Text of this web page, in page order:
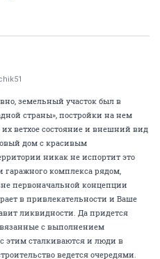
земельный участок был в
страны», постройки на нем
ветхое состояние и внешний вид
дом с красивым
никак не испортит это
гаражного комплекса рядом,
первоначальной концепции
в привлекательности и Ваше
ликвидности. Да придется
с выполнением
этим сталкиваются и люди в
ведется очередями.